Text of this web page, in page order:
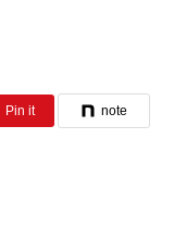
Pin it note